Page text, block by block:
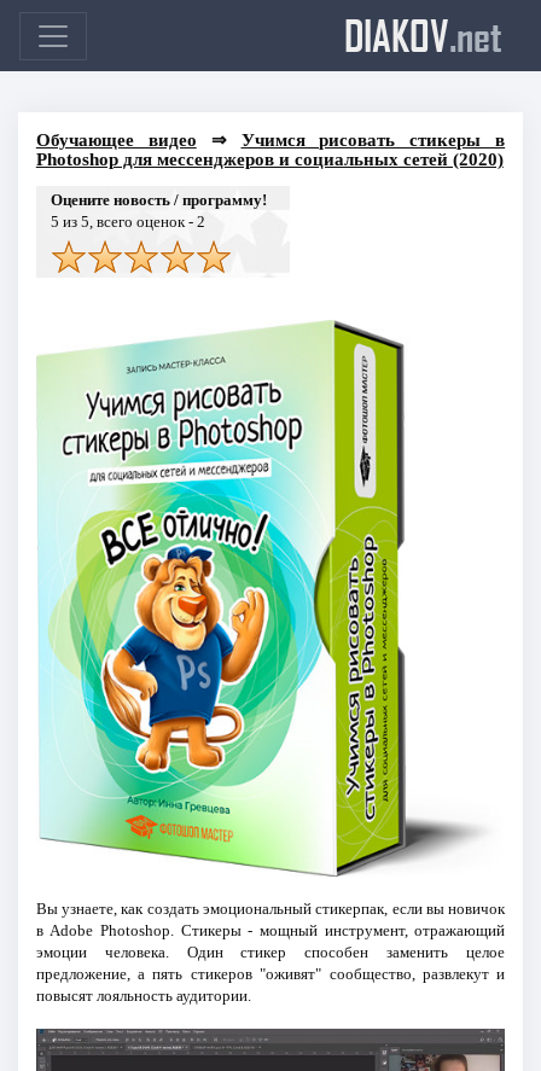
DIAKOV.net
Обучающее видео ⇒ Учимся рисовать стикеры в
Photoshop для мессенджеров и социальных сетей (2020)
Оцените новость / программу!
5 из 5, всего оценок - 2
Вы узнаете, как создать эмоциональный стикерпак, если вы новичок
в Adobe Photoshop. Cтикеры - мощный инструмент, отражающий
эмоции человека. Один стикер способен заменить целое
предложение, а пять стикеров "оживят" сообщество, развлекут и
повысят лояльность аудитории.